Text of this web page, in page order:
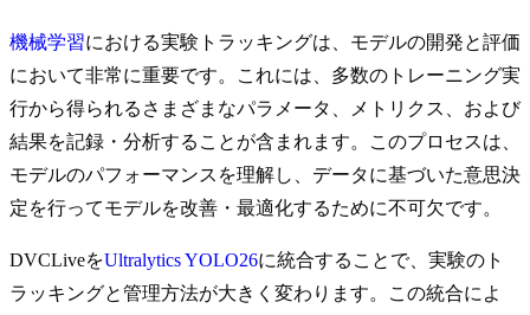
機械学習における実験トラッキングは、モデルの開発と評価
において非常に重要です。これには、多数のトレーニング実
行から得られるさまざまなパラメータ、メトリクス、および
結果を記録・分析することが含まれます。このプロセスは、
モデルのパフォーマンスを理解し、データに基づいた意思決
定を行ってモデルを改善・最適化するために不可欠です。
DVCLiveをUltralytics YOLO26に統合することで、実験のト
ラッキングと管理方法が大きく変わります。この統合によ